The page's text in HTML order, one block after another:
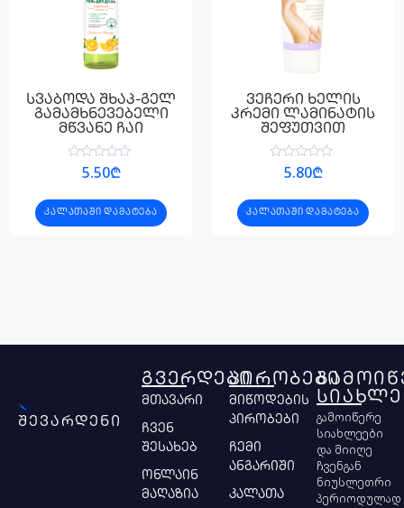
სვაბოდა შხაპ-გელ
გამამხნევებელი
მწვანე ჩაი
შეფასება
5-
დან
5.50₾
ᲙᲐᲚᲐᲗᲐᲨᲘ ᲓᲐᲛᲐᲢᲔᲑᲐ
ვეჩერი ხელის
კრემი ლამინატის
შეფუთვით
შეფასება
5-
დან
5.80₾
ᲙᲐᲚᲐᲗᲐᲨᲘ ᲓᲐᲛᲐᲢᲔᲑᲐ
შევარდენი
ᲒᲕᲔᲠᲓᲔᲑᲘ
მთავარი
ჩვენ
შესახებ
ონლაინ
მაღაზია
ᲞᲘᲠᲝᲑᲔᲑᲘ
მიწოდების
პირობები
ჩემი
ანგარიში
კალათა
ᲡᲘᲐᲮᲚᲔ
გამოიწერე
სიახლეები
და მიიღე
ჩვენგან
ნიუსლეთრი
პერიოდულად